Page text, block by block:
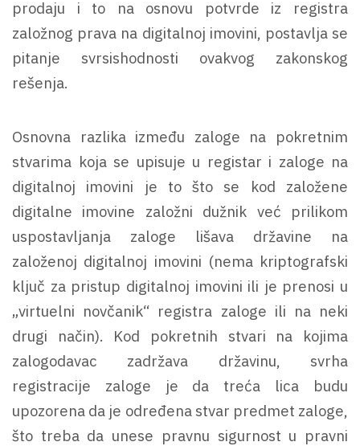
prodaju i to na osnovu potvrde iz registra
založnog prava na digitalnoj imovini, postavlja se
pitanje svrsishodnosti ovakvog zakonskog
rešenja.
Osnovna razlika između zaloge na pokretnim
stvarima koja se upisuje u registar i zaloge na
digitalnoj imovini je to što se kod založene
digitalne imovine založni dužnik već prilikom
uspostavljanja zaloge lišava državine na
založenoj digitalnoj imovini (nema kriptografski
ključ za pristup digitalnoj imovini ili je prenosi u
„virtuelni novčanik“ registra zaloge ili na neki
drugi način). Kod pokretnih stvari na kojima
zalogodavac zadržava državinu, svrha
registracije zaloge je da treća lica budu
upozorena da je određena stvar predmet zaloge,
što treba da unese pravnu sigurnost u pravni